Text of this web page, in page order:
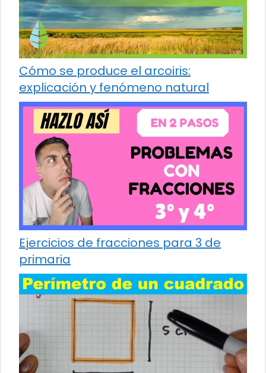
Cómo se produce el arcoiris:
explicación y fenómeno natural
Ejercicios de fracciones para 3 de
primaria